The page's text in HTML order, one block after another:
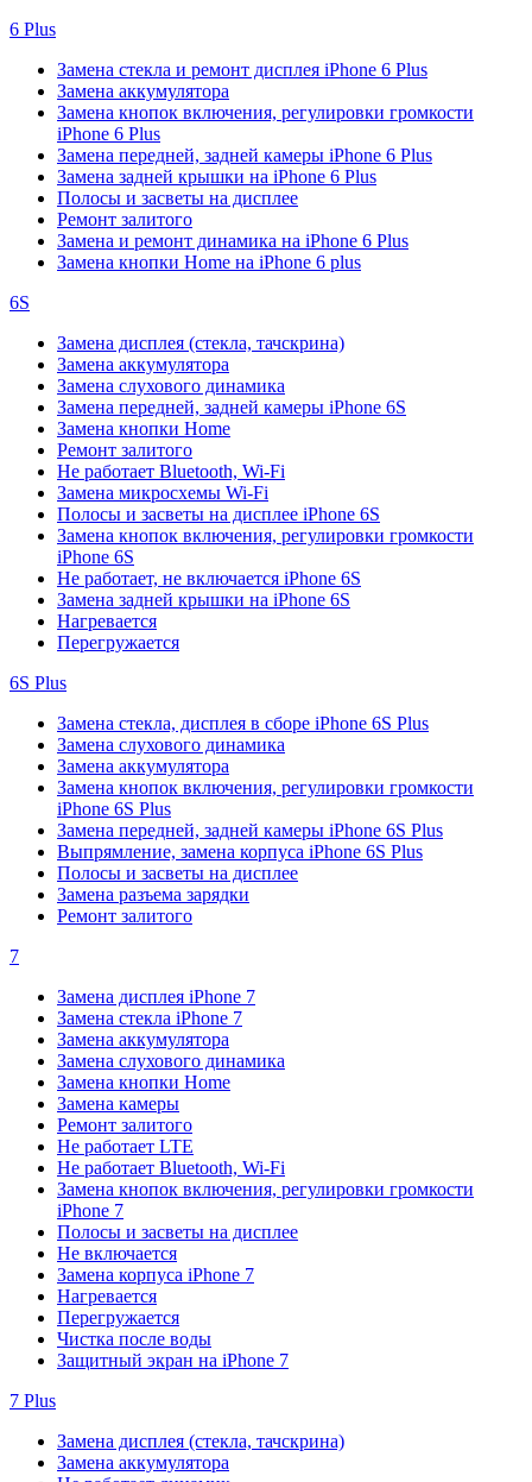
6 Plus
Замена стекла и ремонт дисплея iPhone 6 Plus
Замена аккумулятора
Замена кнопок включения, регулировки громкости
iPhone 6 Plus
Замена передней, задней камеры iPhone 6 Plus
Замена задней крышки на iPhone 6 Plus
Полосы и засветы на дисплее
Ремонт залитого
Замена и ремонт динамика на iPhone 6 Plus
Замена кнопки Home на iPhone 6 plus
6S
Замена дисплея (стекла, тачскрина)
Замена аккумулятора
Замена слухового динамика
Замена передней, задней камеры iPhone 6S
Замена кнопки Home
Ремонт залитого
Не работает Bluetooth, Wi-Fi
Замена микросхемы Wi-Fi
Полосы и засветы на дисплее iPhone 6S
Замена кнопок включения, регулировки громкости
iPhone 6S
Не работает, не включается iPhone 6S
Замена задней крышки на iPhone 6S
Нагревается
Перегружается
6S Plus
Замена стекла, дисплея в сборе iPhone 6S Plus
Замена слухового динамика
Замена аккумулятора
Замена кнопок включения, регулировки громкости
iPhone 6S Plus
Замена передней, задней камеры iPhone 6S Plus
Выпрямление, замена корпуса iPhone 6S Plus
Полосы и засветы на дисплее
Замена разъема зарядки
Ремонт залитого
7
Замена дисплея iPhone 7
Замена стекла iPhone 7
Замена аккумулятора
Замена слухового динамика
Замена кнопки Home
Замена камеры
Ремонт залитого
Не работает LTE
Не работает Bluetooth, Wi-Fi
Замена кнопок включения, регулировки громкости
iPhone 7
Полосы и засветы на дисплее
Не включается
Замена корпуса iPhone 7
Нагревается
Перегружается
Чистка после воды
Защитный экран на iPhone 7
7 Plus
Замена дисплея (стекла, тачскрина)
Замена аккумулятора